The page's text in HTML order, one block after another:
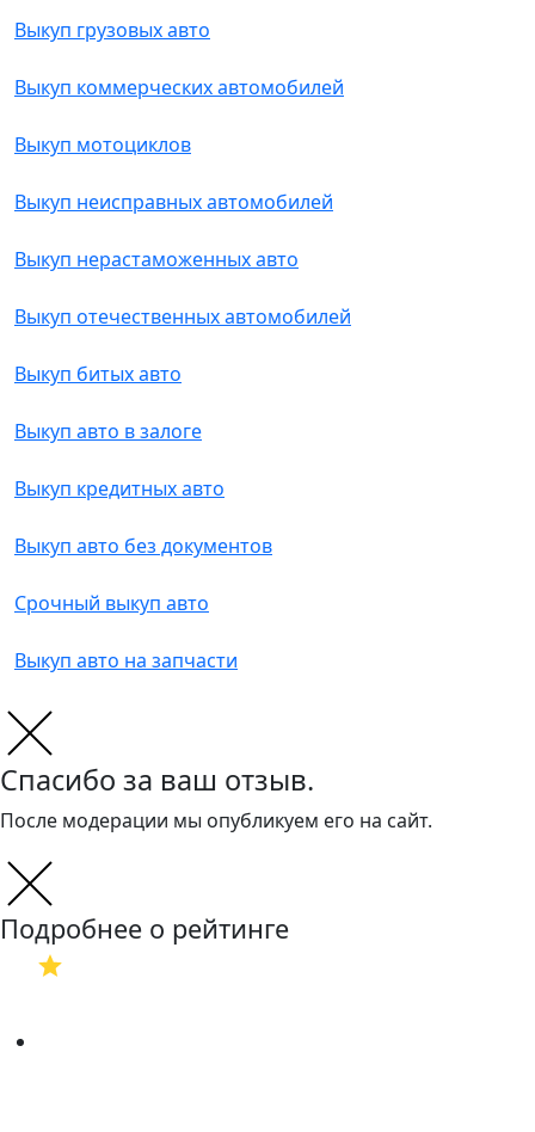
Выкуп грузовых авто
Выкуп коммерческих автомобилей
Выкуп мотоциклов
Выкуп неисправных автомобилей
Выкуп нерастаможенных авто
Выкуп отечественных автомобилей
Выкуп битых авто
Выкуп авто в залоге
Выкуп кредитных авто
Выкуп авто без документов
Срочный выкуп авто
Выкуп авто на запчасти
Спасибо за ваш отзыв.
После модерации мы опубликуем его на сайт.
Подробнее о рейтинге